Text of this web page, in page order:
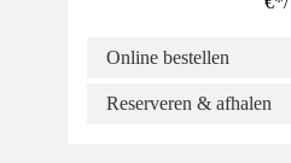
Online bestellen
Reserveren & afhalen